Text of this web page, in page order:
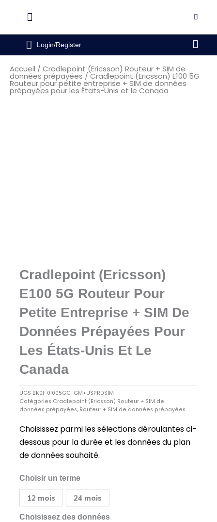
contenuFlyout
Menu
Login/Register
Accueil / Cradlepoint (Ericsson) Routeur + SIM de
données prépayées / Cradlepoint (Ericsson) E100 5G
Routeur pour petite entreprise + SIM de données
prépayées pour les États-Unis et le Canada
Cradlepoint (Ericsson)
E100 5G Routeur Pour
Petite Entreprise + SIM De
Données Prépayées Pour
Les États-Unis Et Le
Canada
UGS BK01-01005GC-GM+USPRDSIM
Catégories Cradlepoint (Ericsson) Routeur + SIM de
données prépayées, Routeur + SIM de données prépayées
Choisissez parmi les sélections déroulantes ci-
dessous pour la durée et les données du plan
de données souhaité.
Choisir un terme
12 mois 24 mois
Choisissez des données
quantité
de
Cradlepoint
(Ericsson)
E100
5G